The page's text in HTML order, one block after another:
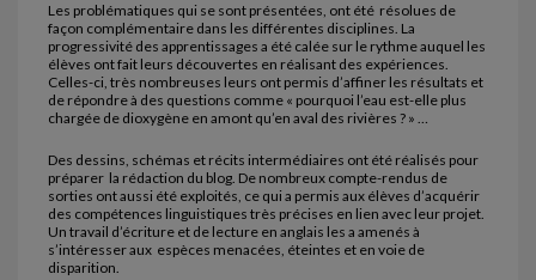
Les problématiques qui se sont présentées, ont été résolues de
façon complémentaire dans les différentes disciplines. La
progressivité des apprentissages a été calée sur le rythme auquel les
élèves ont fait leurs découvertes en réalisant des expériences.
Celles-ci, très nombreuses leurs ont permis d’affiner les résultats et
de répondre à des questions comme « pourquoi l’eau est-elle plus
chargée de dioxygène en amont qu’en aval des rivières ? » …
Des dessins, schémas et récits intermédiaires ont été réalisés pour
préparer la rédaction du blog. De nombreux compte-rendus de
sorties ont aussi été exploités, ce qui a permis aux élèves d’acquérir
des compétences linguistiques très précises en lien avec leur projet.
Un travail d’écriture et de lecture en anglais les a amenés à
s’intéresser aux espèces menacées, éteintes et en voie de
disparition.